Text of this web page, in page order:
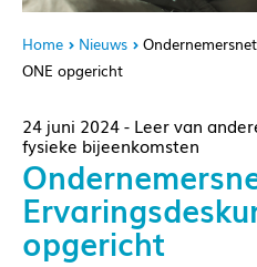
Home Nieuws
ONE opgericht
24 juni 2024 - Leer van
fysieke bijeenkomsten
opgericht